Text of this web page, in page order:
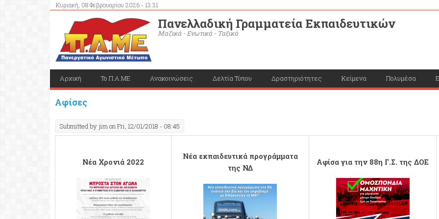
Κυριακή, 08 Φεβρουαρίου 2026 - 13:31
Πανελλαδική Γραμματεία Εκπαιδευτικών
Μαζικά - Ενωτικά - Ταξικά
Αρχική Το Π.Α.ΜΕ Ανακοινώσεις Δελτία Τύπου Δραστηριότητες Κείμενα Πολυμέσα
Αφίσες
Submitted by jimon Fri, 12/01/2018 - 08:45
Νέα Χρονιά 2022
neaxronia20221.png
Νέα εκπαιδευτικά προγράμματα
της ΝΔ
bullying.png
Αφίσα για την 88η Γ.Σ. της ΔΟΕ
Αφίσα για εκλογές ΣΕΠΕ